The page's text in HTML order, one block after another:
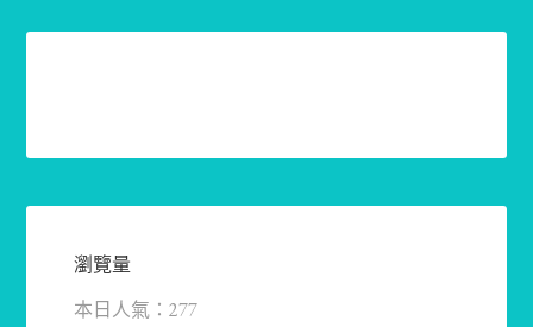
瀏覽量
本日人氣：277